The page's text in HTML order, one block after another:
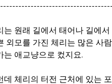
는 원래 길에서 태어나 길에
외모를 가진 체리는 많은 사
는 애교냥으로 컸지요.
데 체리의 터전 근처에 있는